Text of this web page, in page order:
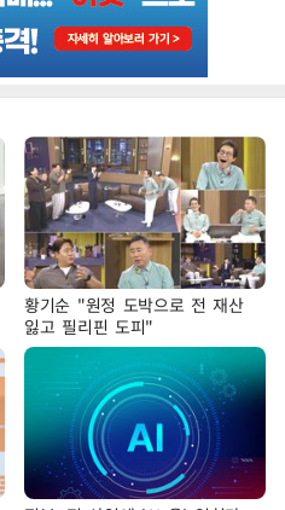
황기순 "원정 도박으로 전 재산
잃고 필리핀 도피"